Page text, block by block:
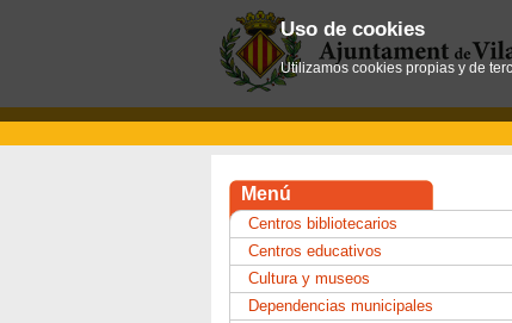
Menú
Centros bibliotecarios
Centros educativos
Cultura y museos
Dependencias municipales
Uso de cookies
Utilizamos cookies propias y de